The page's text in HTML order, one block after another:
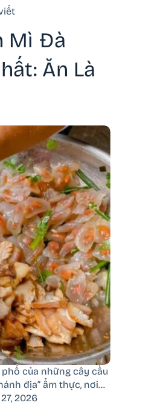
Mì Đà
Ăn Là
của những cây cầu
địa” ẩm thực, nơi…
2026